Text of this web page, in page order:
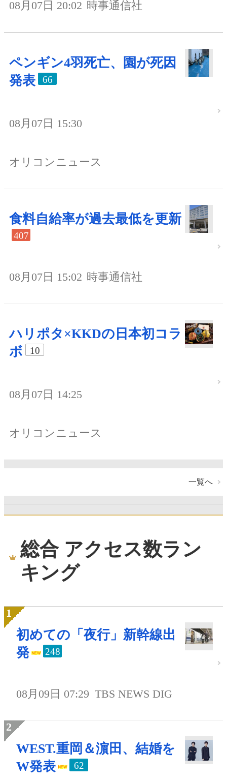
08月07日 20:02 時事通信社
ペンギン4羽死亡、園が死因
発表
66
08月07日 15:30
オリコンニュース
食料自給率が過去最低を更新
407
08月07日 15:02 時事通信社
ハリポタ×KKDの日本初コラ
ボ
10
08月07日 14:25
オリコンニュース
一覧へ
総合 アクセス数ラン
キング
初めての「夜行」新幹線出
発
248
08月09日 07:29 TBS NEWS DIG
WEST.重岡＆濵田、結婚を
W発表
62